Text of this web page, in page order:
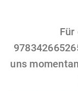
Für
uns